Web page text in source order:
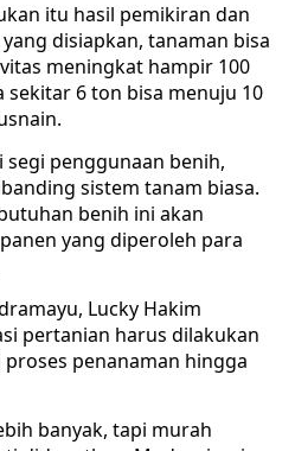
itu hasil pemikiran dan
disiapkan, tanaman bisa
meningkat hampir 100
sekitar 6 ton bisa menuju 10
penggunaan benih,
sistem tanam biasa.
benih ini akan
yang diperoleh para
Lucky Hakim
pertanian harus dilakukan
penanaman hingga
banyak, tapi murah